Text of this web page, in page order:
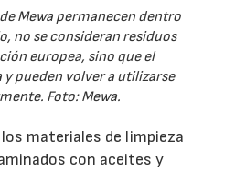
Mewa permanecen dentro
no se consideran residuos
europea, sino que el
pueden volver a utilizarse
Foto: Mewa.
los materiales de limpieza
con aceites y